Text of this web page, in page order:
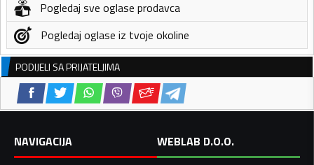
Pogledaj sve oglase prodavca
Pogledaj oglase iz tvoje okoline
PODIJELI SA PRIJATELJIMA
NAVIGACIJA
WEBLAB D.O.O.